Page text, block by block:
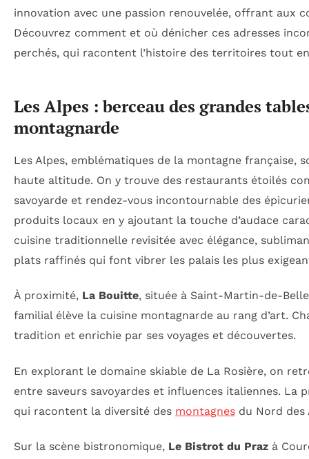
innovation avec une passion renouvelée, offrant aux
Découvrez comment et où dénicher ces adresses
perchés, qui racontent l’histoire des territoires tout
Les Alpes : berceau des grandes
montagnarde
Les Alpes, emblématiques de la montagne française,
haute altitude. On y trouve des restaurants étoilés
savoyarde et rendez-vous incontournable des
produits locaux en y ajoutant la touche d’audace
cuisine traditionnelle revisitée avec élégance,
plats raffinés qui font vibrer les palais les plus
À proximité, La Bouitte, située à Saint-Martin-de-
familial élève la cuisine montagnarde au rang d’art.
tradition et enrichie par ses voyages et découvertes.
En explorant le domaine skiable de La Rosière, on
entre saveurs savoyardes et influences italiennes.
qui racontent la diversité des montagnes du Nord des
Sur la scène bistronomique, Le Bistrot du Praz à